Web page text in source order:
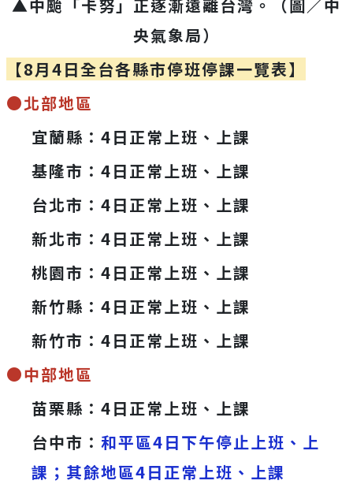
▲中颱「卡努」正逐漸遠離台灣。（圖／中
央氣象局）
【8月4日全台各縣市停班停課一覽表】
●北部地區
宜蘭縣：4日正常上班、上課
基隆市：4日正常上班、上課
台北市：4日正常上班、上課
新北市：4日正常上班、上課
桃園市：4日正常上班、上課
新竹縣：4日正常上班、上課
新竹市：4日正常上班、上課
●中部地區
苗栗縣：4日正常上班、上課
台中市： 和平區4日下午停止上班、上
課；其餘地區4日正常上班、上課